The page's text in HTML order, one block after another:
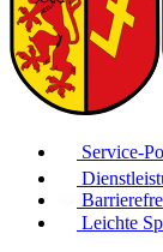
Service-
Leichte